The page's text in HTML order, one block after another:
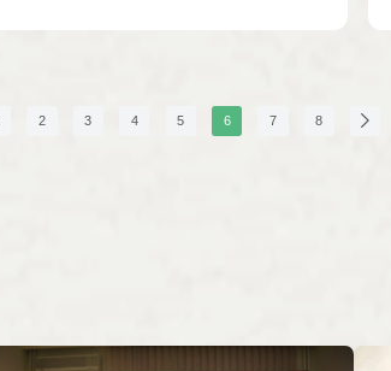
2 3 4 5 6 7 8